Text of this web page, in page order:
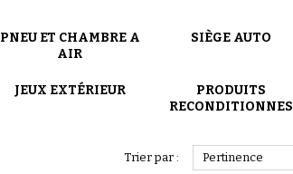
PNEU ET CHAMBRE A
AIR
SIÈGE AUTO
JEUX EXTÉRIEUR
PRODUITS
RECONDITIONNES
Trier par : Pertinence